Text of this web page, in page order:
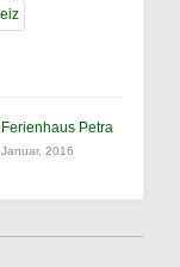
Ferienhaus Petra
Januar, 2016